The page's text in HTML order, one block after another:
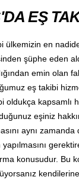
EŞ
ülkemizin en
şüphe eden
emin olan
eş takibi
oldukça kapsamlı
eşiniz
aynı
yapılmasını
konusudur. Bu